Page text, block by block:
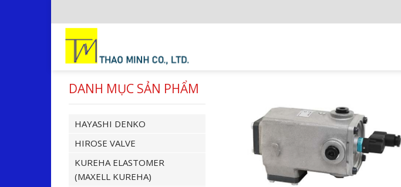
to
content
DANH MỤC SẢN PHẨM
HAYASHI DENKO
HIROSE VALVE
KUREHA ELASTOMER
(MAXELL KUREHA)